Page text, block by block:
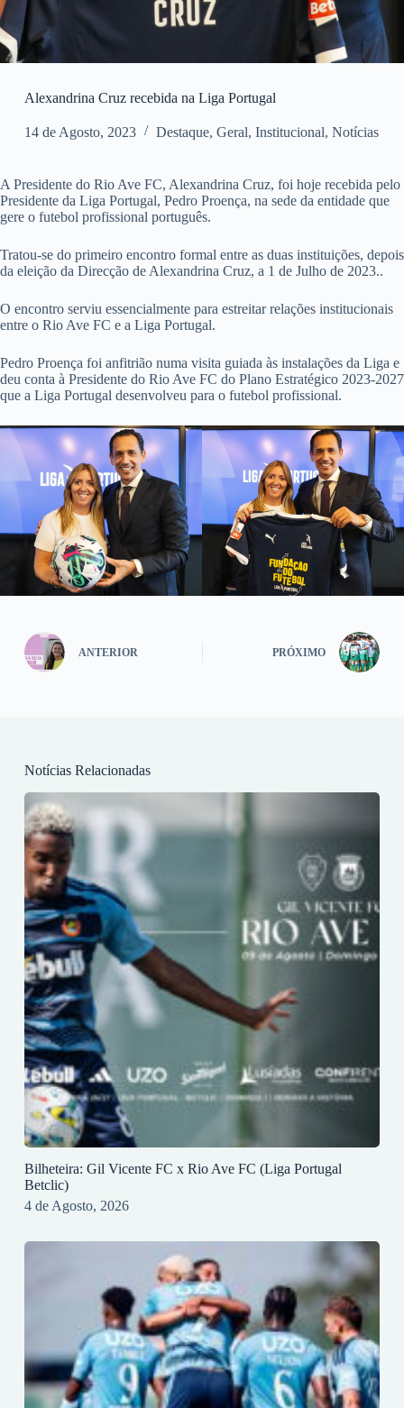
Alexandrina Cruz recebida na Liga Portugal
14 de Agosto, 2023 Destaque, Geral, Institucional, Notícias
A Presidente do Rio Ave FC, Alexandrina Cruz, foi hoje recebida pelo
Presidente da Liga Portugal, Pedro Proença, na sede da entidade que
gere o futebol profissional português.
Tratou-se do primeiro encontro formal entre as duas instituições, depois
da eleição da Direcção de Alexandrina Cruz, a 1 de Julho de 2023..
O encontro serviu essencialmente para estreitar relações institucionais
entre o Rio Ave FC e a Liga Portugal.
Pedro Proença foi anfitrião numa visita guiada às instalações da Liga e
deu conta à Presidente do Rio Ave FC do Plano Estratégico 2023-2027
que a Liga Portugal desenvolveu para o futebol profissional.
ANTERIOR PRÓXIMO
Notícias Relacionadas
Bilheteira: Gil Vicente FC x Rio Ave FC (Liga Portugal
Betclic)
4 de Agosto, 2026